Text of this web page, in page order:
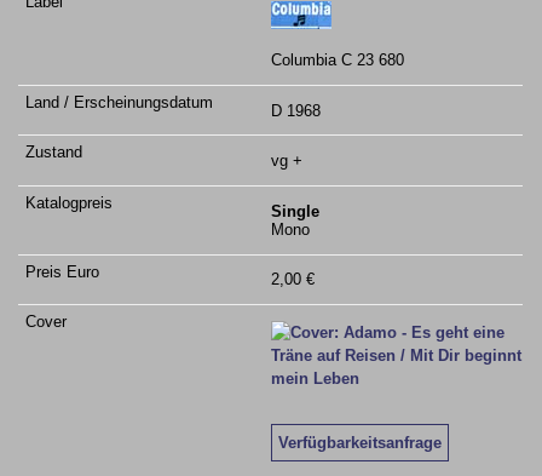
Columbia C 23 680
D 1968
vg +
Single
Mono
2,00 €
Verfügbarkeitsanfrage